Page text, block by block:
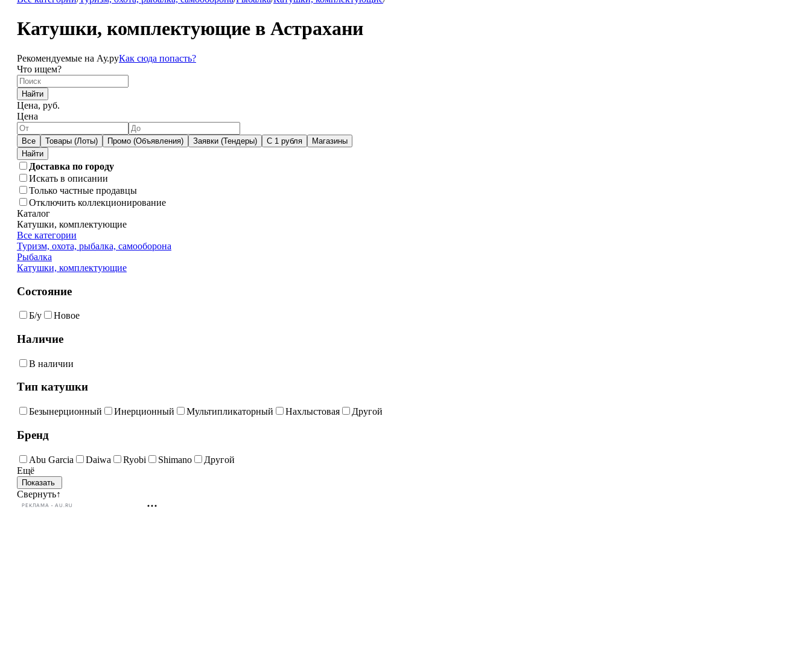
Катушки, комплектующие в Астрахани
Рекомендуемые на Ау.руКак сюда попасть?
Что ищем?
Найти
Цена, руб.
Цена
Все Товары (Лоты) Промо (Объявления) Заявки (Тендеры) С 1 рубля Магазины
Доставка по городу
Искать в описании
Только частные продавцы
Отключить коллекционирование
Каталог
Катушки, комплектующие
Все категории
Туризм, охота, рыбалка, самооборона
Рыбалка
Катушки, комплектующие
Состояние
Б/у Новое
Наличие
В наличии
Тип катушки
Безынерционный Инерционный Мультипликаторный Нахлыстовая Другой
Бренд
Abu Garcia Daiwa Ryobi Shimano
Другой
Ещё
Свернуть↑
РЕКЛАМА • AU.RU